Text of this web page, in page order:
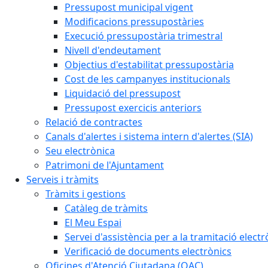
Pressupost municipal vigent
Modificacions pressupostàries
Execució pressupostària trimestral
Nivell d'endeutament
Objectius d'estabilitat pressupostària
Cost de les campanyes institucionals
Liquidació del pressupost
Pressupost exercicis anteriors
Relació de contractes
Canals d'alertes i sistema intern d'alertes (SIA)
Seu electrònica
Patrimoni de l'Ajuntament
Serveis i tràmits
Tràmits i gestions
Catàleg de tràmits
El Meu Espai
Servei d'assistència per a la tramitació
Verificació de documents electrònics